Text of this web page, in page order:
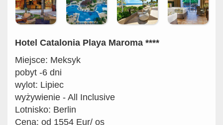
Hotel Catalonia Playa Maroma ****
Miejsce: Meksyk
pobyt -6 dni
wylot: Lipiec
wyżywienie - All Inclusive
Lotnisko: Berlin
Cena: od 1554 Eur/ os